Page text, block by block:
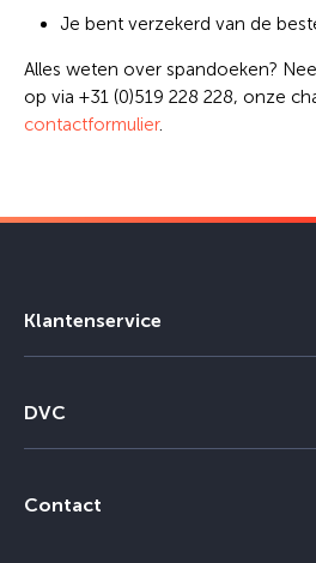
Je bent verzekerd van de
Alles weten over spandoeken?
op via +31 (0)519 228 228, onze
contactformulier.
Klantenservice
DVC
Contact